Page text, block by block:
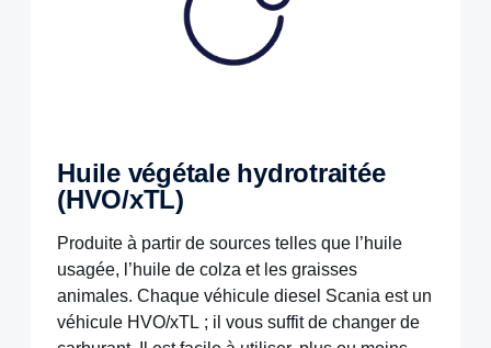
Huile végétale hydrotraitée
(HVO/xTL)
Produite à partir de sources telles que l’huile
usagée, l’huile de colza et les graisses
animales. Chaque véhicule diesel Scania est un
véhicule HVO/xTL ; il vous suffit de changer de